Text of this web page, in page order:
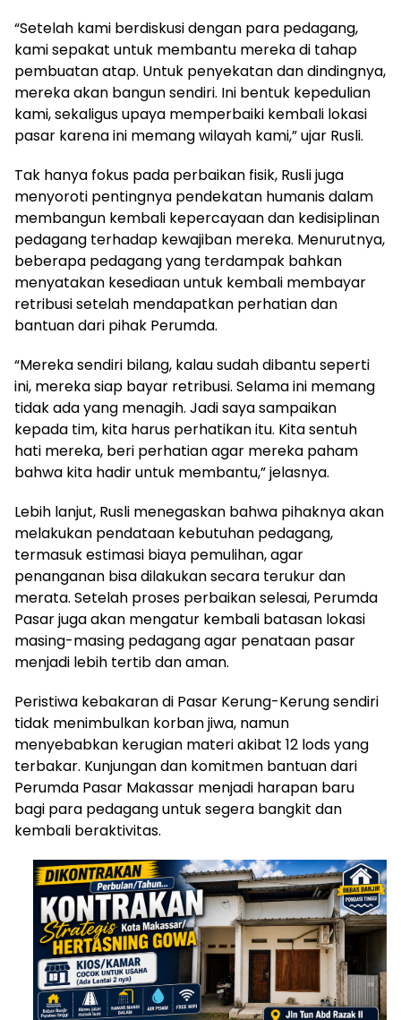
“Setelah kami berdiskusi dengan para pedagang,
kami sepakat untuk membantu mereka di tahap
pembuatan atap. Untuk penyekatan dan dindingnya,
mereka akan bangun sendiri. Ini bentuk kepedulian
kami, sekaligus upaya memperbaiki kembali lokasi
pasar karena ini memang wilayah kami,” ujar Rusli.
Tak hanya fokus pada perbaikan fisik, Rusli juga
menyoroti pentingnya pendekatan humanis dalam
membangun kembali kepercayaan dan kedisiplinan
pedagang terhadap kewajiban mereka. Menurutnya,
beberapa pedagang yang terdampak bahkan
menyatakan kesediaan untuk kembali membayar
retribusi setelah mendapatkan perhatian dan
bantuan dari pihak Perumda.
“Mereka sendiri bilang, kalau sudah dibantu seperti
ini, mereka siap bayar retribusi. Selama ini memang
tidak ada yang menagih. Jadi saya sampaikan
kepada tim, kita harus perhatikan itu. Kita sentuh
hati mereka, beri perhatian agar mereka paham
bahwa kita hadir untuk membantu,” jelasnya.
Lebih lanjut, Rusli menegaskan bahwa pihaknya akan
melakukan pendataan kebutuhan pedagang,
termasuk estimasi biaya pemulihan, agar
penanganan bisa dilakukan secara terukur dan
merata. Setelah proses perbaikan selesai, Perumda
Pasar juga akan mengatur kembali batasan lokasi
masing-masing pedagang agar penataan pasar
menjadi lebih tertib dan aman.
Peristiwa kebakaran di Pasar Kerung-Kerung sendiri
tidak menimbulkan korban jiwa, namun
menyebabkan kerugian materi akibat 12 lods yang
terbakar. Kunjungan dan komitmen bantuan dari
Perumda Pasar Makassar menjadi harapan baru
bagi para pedagang untuk segera bangkit dan
kembali beraktivitas.